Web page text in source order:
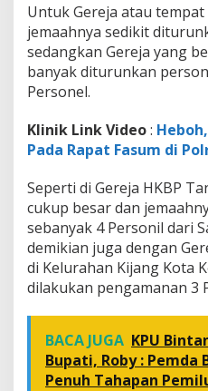
Untuk Gereja atau
jemaahnya sedikit
sedangkan Gereja yang
banyak diturunkan
Personel.
Klinik Link Video:
Pada Rapat Fasum di
Seperti di Gereja HKBP
cukup besar dan
sebanyak 4 Personil dari
demikian juga dengan
di Kelurahan Kijang Kota
dilakukan pengamanan 3
BACA JUGA KPU
Bupati, Roby :
Penuh Tahapan